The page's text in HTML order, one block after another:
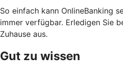
So einfach kann OnlineBanking
immer verfügbar. Erledigen Sie
Zuhause aus.
Gut zu wissen